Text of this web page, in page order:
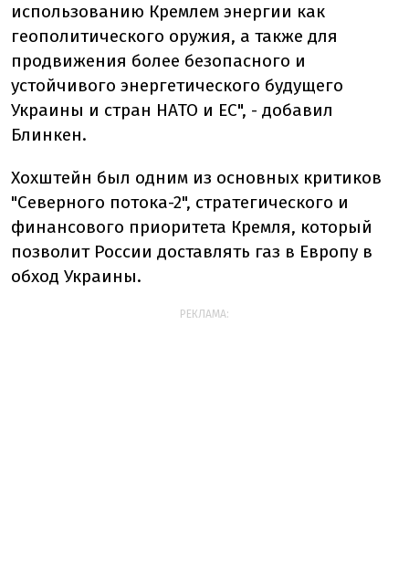
использованию Кремлем энергии как
геополитического оружия, а также для
продвижения более безопасного и
устойчивого энергетического будущего
Украины и стран НАТО и ЕС", - добавил
Блинкен.
Хохштейн был одним из основных критиков
"Северного потока-2", стратегического и
финансового приоритета Кремля, который
позволит России доставлять газ в Европу в
обход Украины.
РЕКЛАМА: